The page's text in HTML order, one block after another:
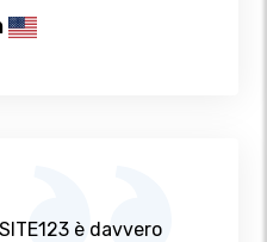
è davvero